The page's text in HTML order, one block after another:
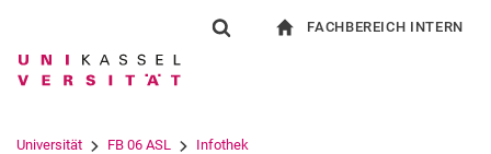
Springe direkt zu: Inhalt
Springe direkt zu: Suche
Springe direkt zu:
Suchbegriff
FACHBEREICH INTERN
Universität FB 06 ASL Infothek